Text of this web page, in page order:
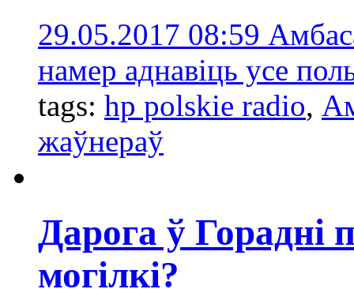
29.05.2017 08:59
намер аднавіць усе
tags: hp polskie radio,
жаўнераў
Дарога ў Горадні
могілкі?